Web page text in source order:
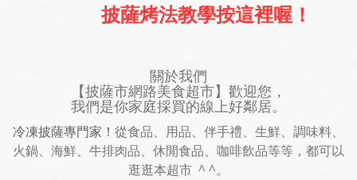
披薩烤法教學按這裡喔！
關於我們
【披薩市網路美食超市】歡迎您，
我們是你家庭採買的線上好鄰居。
冷凍披薩專門家！ 從食品、用品、伴手禮、生鮮、調味料、
火鍋、海鮮、牛排肉品、休閒食品、咖啡飲品等等，都可以
逛逛本超市 ^ ^。